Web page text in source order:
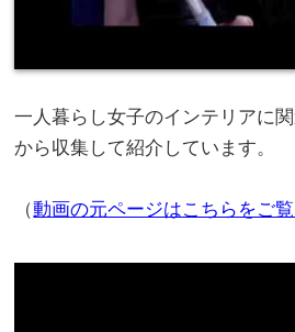
一人暮らし女子のインテリアに
から収集して紹介しています。
（動画の元ページはこちらをご